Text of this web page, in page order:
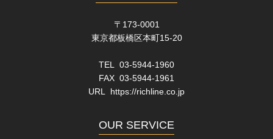
〒173-0001
東京都板橋区本町15-20
TEL 03-5944-1960
FAX 03-5944-1961
URL https://richline.co.jp
OUR SERVICE